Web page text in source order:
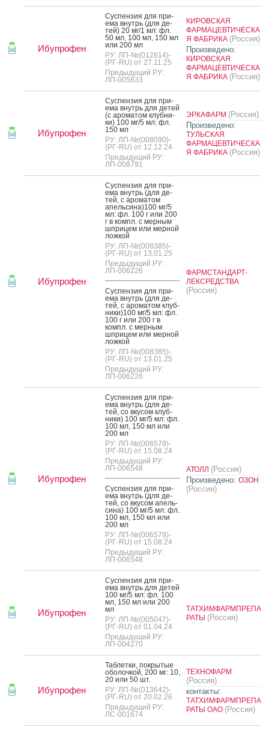
Ибупрофен
Сус­пензия для при­
ема внутрь (для де­
тей) 20 мг/1 мл: фл.
50 мл, 100 мл, 150 мл
или 200 мл
РУ: ЛП-№(012614)-
(РГ-RU) от 27.11.25
Предыдущий РУ:
ЛП-005833
КИРОВСКАЯ
ФАРМАЦЕВТИЧЕСКА
Я ФАБРИКА (Россия)
Произведено:
КИРОВСКАЯ
ФАРМАЦЕВТИЧЕСКА
Я ФАБРИКА (Россия)
Ибупрофен
Сус­пензия для при­
ема внутрь для де­тей
(с аро­матом клуб­ни­
ки) 100 мг/5 мл: фл.
150 мл
РУ: ЛП-№(008090)-
(РГ-RU) от 12.12.24
Предыдущий РУ:
ЛП-008791
ЭРКАФАРМ (Россия)
Произведено:
ТУЛЬСКАЯ
ФАРМАЦЕВТИЧЕСКА
Я ФАБРИКА (Россия)
Ибупрофен
Сус­пензия для при­
ема внутрь (для де­
тей, с аро­матом
апель­си­на)100 мг/5
мл: фл. 100 г или 200
г в компл. с мер­ным
шпри­цем или мер­ной
лож­кой
РУ: ЛП-№(008385)-
(РГ-RU) от 13.01.25
Предыдущий РУ:
ЛП-006226
Сус­пензия для при­
ема внутрь (для де­
тей, с аро­матом клуб­
ни­ки)100 мг/5 мл: фл.
100 г или 200 г в
компл. с мер­ным
шпри­цем или мер­ной
лож­кой
РУ: ЛП-№(008385)-
(РГ-RU) от 13.01.25
Предыдущий РУ:
ЛП-006226
ФАРМСТАНДАРТ-
ЛЕКСРЕДСТВА
(Россия)
Ибупрофен
Сус­пензия для при­
ема внутрь (для де­
тей, со вку­сом клуб­
ни­ки) 100 мг/5 мл: фл.
100 мл, 150 мл или
200 мл
РУ: ЛП-№(006579)-
(РГ-RU) от 15.08.24
Предыдущий РУ:
ЛП-006548
Сус­пензия для при­
ема внутрь (для де­
тей, со вку­сом апель­
си­на) 100 мг/5 мл: фл.
100 мл, 150 мл или
200 мл
РУ: ЛП-№(006579)-
(РГ-RU) от 15.08.24
Предыдущий РУ:
ЛП-006548
АТОЛЛ (Россия)
Произведено: ОЗОН
(Россия)
Ибупрофен
Сус­пензия для при­
ема внутрь для де­тей
100 мг/5 мл: фл. 100
мл, 150 мл или 200
мл
РУ: ЛП-№(005047)-
(РГ-RU) от 01.04.24
Предыдущий РУ:
ЛП-004270
ТАТХИМФАРМПРЕПА
РАТЫ (Россия)
Ибупрофен
Таб­летки, пок­ры­тые
обо­лоч­кой, 200 мг: 10,
20 или 50 шт.
РУ: ЛП-№(013642)-
(РГ-RU) от 20.02.26
Предыдущий РУ:
ЛС-001674
ТЕХНОФАРМ
(Россия)
контакты:
ТАТХИМФАРМПРЕПА
РАТЫ ОАО (Россия)